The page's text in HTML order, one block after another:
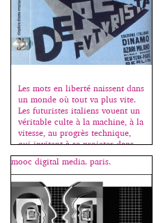
graphiques […]
Les mots en liberté naissent dans
un monde où tout va plus vite.
Les futuristes italiens vouent un
véritable culte à la machine, à la
vitesse, au progrès technique,
qui invitent à se projeter dans
l’avenir et modifient non
seulement la production, mais
aussi le comportement
individuel et la sensation même
de l’univers. L’inspiration
futuriste […]
mooc digital media. paris.